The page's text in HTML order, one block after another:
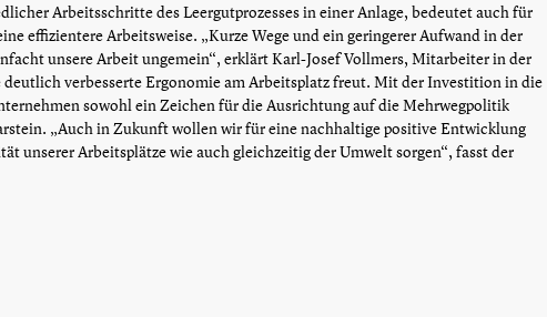
Arbeitsschritte des Leergutprozesses in einer Anlage, bedeutet auch für
effizientere Arbeitsweise. „Kurze Wege und ein geringerer Aufwand in der
unsere Arbeit ungemein“, erklärt Karl-Josef Vollmers, Mitarbeiter in der
deutlich verbesserte Ergonomie am Arbeitsplatz freut. Mit der Investition in die
sowohl ein Zeichen für die Ausrichtung auf die Mehrwegpolitik
„Auch in Zukunft wollen wir für eine nachhaltige positive Entwicklung
unserer Arbeitsplätze wie auch gleichzeitig der Umwelt sorgen“, fasst der